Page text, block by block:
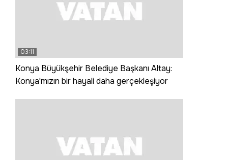
03:11
Konya Büyükşehir Belediye Başkanı Altay:
Konya'mızın bir hayali daha gerçekleşiyor